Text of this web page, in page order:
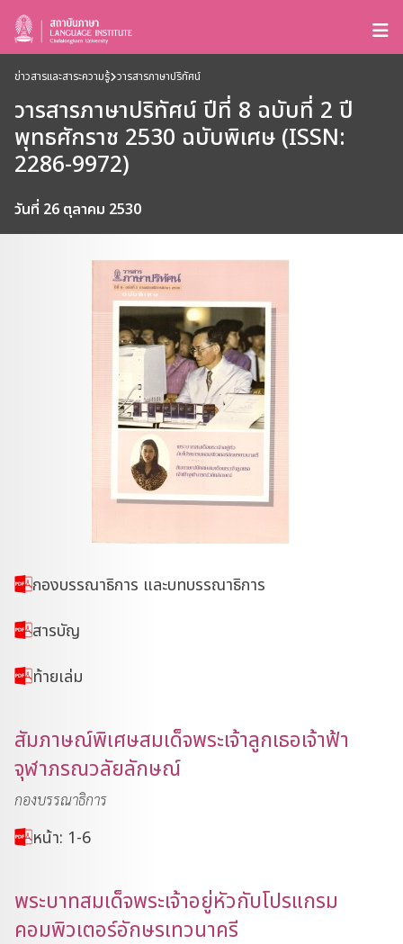
ข่าวสารและสาระความรู้ วารสารภาษาปริทัศน์
วารสารภาษาปริทัศน์ ปีที่ 8 ฉบับที่ 2 ปี
พุทธศักราช 2530 ฉบับพิเศษ (ISSN:
2286-9972)
วันที่ 26 ตุลาคม 2530
กองบรรณาธิการ และบทบรรณาธิการ
สารบัญ
ท้ายเล่ม
สัมภาษณ์พิเศษสมเด็จพระเจ้าลูกเธอเจ้าฟ้า
จุฬาภรณวลัยลักษณ์
กองบรรณาธิการ
หน้า: 1-6
พระบาทสมเด็จพระเจ้าอยู่หัวกับโปรแกรม
คอมพิวเตอร์อักษรเทวนาครี